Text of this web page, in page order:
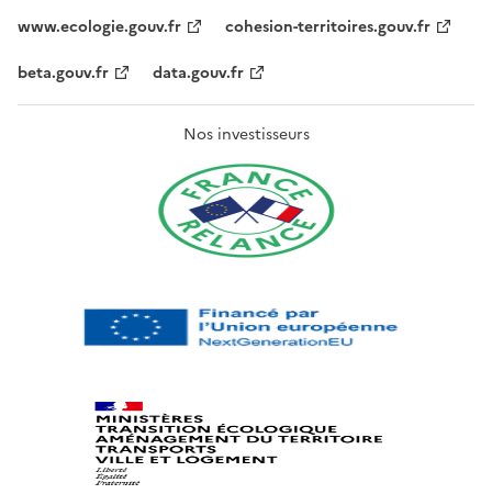
www.ecologie.gouv.fr
cohesion-territoires.gouv.fr
beta.gouv.fr
data.gouv.fr
Nos investisseurs